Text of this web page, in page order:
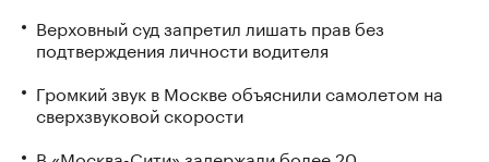
Верховный суд запретил лишать прав без
подтверждения личности водителя
Громкий звук в Москве объяснили самолетом на
сверхзвуковой скорости